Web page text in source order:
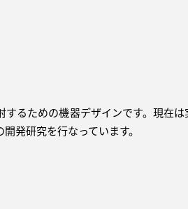
るための機器デザインです。現在
発研究を行なっています。